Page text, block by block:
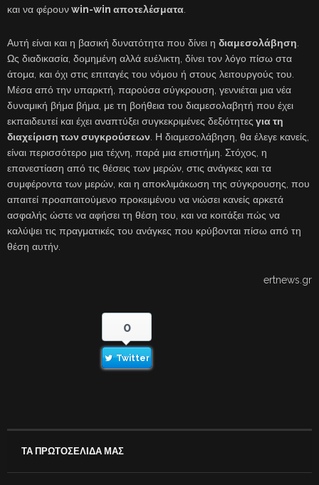
και να φέρουνwin-win αποτελέσματα
Αυτή είναι και η βασική δυνατότητα που δίνει η διαμεσολάβηση
Ως διαδικασία, δομημένη αλλά ευέλικτη, δίνει τον λόγο πίσω στα
άτομα, και όχι στις επιταγές του νόμου ή στους λειτουργούς του.
Μέσα από την υπαρκτή, παρούσα σύγκρουση, γεννιέται μια νέα
δυναμική βήμα βήμα, με τη βοήθεια του διαμεσολαβητή που έχει
εκπαιδευτεί και έχει αναπτύξει συγκεκριμένες δεξιότητες για τη
διαχείριση των συγκρούσεων . Η διαμεσολάβηση, θα έλεγε κανείς,
είναι περισσότερο μια τέχνη, παρά μια επιστήμη. Στόχος, η
επανεστίαση από τις θέσεις των μερών, στις ανάγκες και τα
συμφέροντα των μερών, και η αποκλιμάκωση της σύγκρουσης, που
απαιτεί προαπαιτούμενο προκειμένου να νιώσει κανείς αρκετά
ασφαλής ώστε να αφήσει τη θέση του, και να κοιτάξει πώς να
καλύψει τις πραγματικές του ανάγκες που κρύβονται πίσω από τη
θέση αυτήν.
ertnews.gr
0
Twitter
ΤΑ ΠΡΩΤΟΣΕΛΙΔΑ ΜΑΣ